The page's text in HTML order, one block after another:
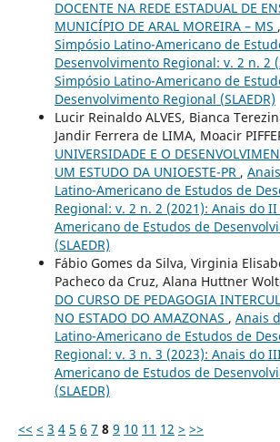
DOCENTE NA REDE ESTADUAL DE
MUNICÍPIO DE ARAL MOREIRA – MS ,
Simpósio Latino-Americano de
Desenvolvimento Regional: v. 2 n. 2
Simpósio Latino-Americano de
Desenvolvimento Regional (SLAEDR)
Lucir Reinaldo ALVES, Bianca
Jandir Ferrera de LIMA, Moacir
UNIVERSIDADE E O
UM ESTUDO DA UNIOESTE-PR ,
Latino-Americano de Estudos de
Regional: v. 2 n. 2 (2021): Anais do
Americano de Estudos de
(SLAEDR)
Fábio Gomes da Silva, Virginia
Pacheco da Cruz, Alana Huttner
DO CURSO DE PEDAGOGIA
NO ESTADO DO AMAZONAS , Anais
Latino-Americano de Estudos de
Regional: v. 3 n. 3 (2023): Anais do
Americano de Estudos de
(SLAEDR)
<< < 3 4 5 6 7 8 9 10 11 12 > >>